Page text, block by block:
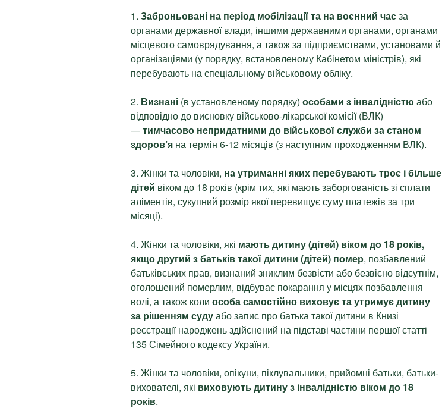
1. Заброньовані на період мобілізації та на воєнний часза
органами державної влади, іншими державними органами, органами
місцевого самоврядування, а також за підприємствами, установами й
організаціями (у порядку, встановленому Кабінетом міністрів), які
перебувають на спеціальному військовому обліку.
2. Визнані (в установленому порядку) особами з інвалідністю або
відповідно до висновку військово-лікарської комісії (ВЛК)
—тимчасово непридатними до військової служби за станом
здоров’я на термін 6-12 місяців (з наступним проходженням ВЛК).
3. Жінки та чоловіки, на утриманні яких перебувають троє і більше
дітей віком до 18 років (крім тих, які мають заборгованість зі сплати
аліментів, сукупний розмір якої перевищує суму платежів за три
місяці).
4. Жінки та чоловіки, які мають дитину (дітей) віком до 18 років,
якщо другий з батьків такої дитини (дітей) помер, позбавлений
батьківських прав, визнаний зниклим безвісти або безвісно відсутнім,
оголошений померлим, відбуває покарання у місцях позбавлення
волі, а також коли особа самостійно виховує та утримує дитину
за рішенням судуабо запис про батька такої дитини в Книзі
реєстрації народжень здійснений на підставі частини першої статті
135 Сімейного кодексу України.
5. Жінки та чоловіки, опікуни, піклувальники, прийомні батьки, батьки-
вихователі, які виховують дитину з інвалідністю віком до 18
років.